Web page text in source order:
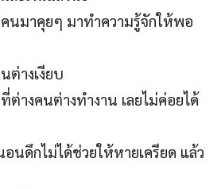
นมาคุยๆ มาทำความรู้จักให้พอ
ต่างเงียบ
ต่างคนต่างทำงาน เลยไม่ค่อยได้
อนดึกไม่ได้ช่วยให้หายเครียด แล้ว